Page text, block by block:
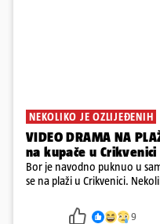
NEKOLIKO JE OZLIJEĐENIH
VIDEO DRAMA NA
na kupače u Crikvenici
Bor je navodno puknuo u
se na plaži u Crikvenici.
9